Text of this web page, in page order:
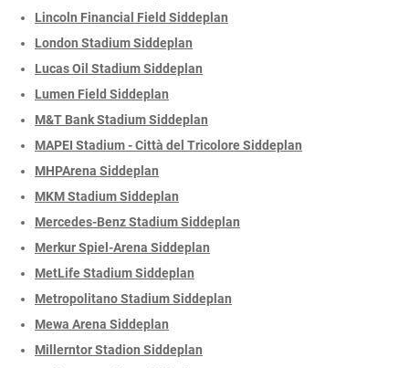
Lincoln Financial Field Siddeplan
London Stadium Siddeplan
Lucas Oil Stadium Siddeplan
Lumen Field Siddeplan
M&T Bank Stadium Siddeplan
MAPEI Stadium - Città del Tricolore Siddeplan
MHPArena Siddeplan
MKM Stadium Siddeplan
Mercedes-Benz Stadium Siddeplan
Merkur Spiel-Arena Siddeplan
MetLife Stadium Siddeplan
Metropolitano Stadium Siddeplan
Mewa Arena Siddeplan
Millerntor Stadion Siddeplan